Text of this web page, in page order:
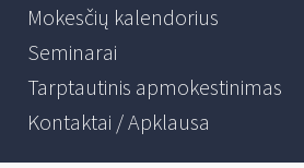
Mokesčių kalendorius
Seminarai
Tarptautinis apmokestinimas
Kontaktai / Apklausa